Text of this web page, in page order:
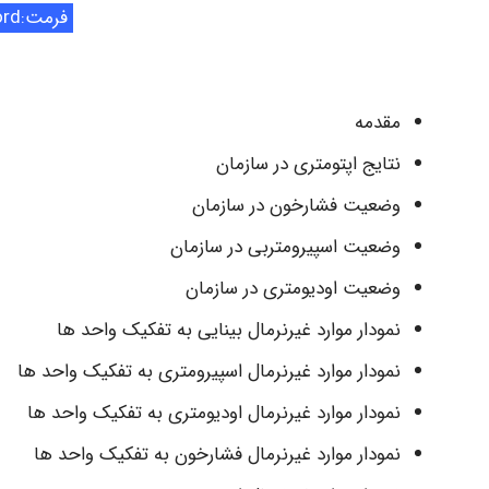
فرمت:word
مقدمه
نتایج اپتومتری در سازمان
وضعیت فشارخون در سازمان
وضعیت اسپیرومتربی در سازمان
وضعیت اودیومتری در سازمان
نمودار موارد غیرنرمال بینایی به تفکیک واحد ها
نمودار موارد غیرنرمال اسپیرومتری به تفکیک واحد ها
نمودار موارد غیرنرمال اودیومتری به تفکیک واحد ها
نمودار موارد غیرنرمال فشارخون به تفکیک واحد ها